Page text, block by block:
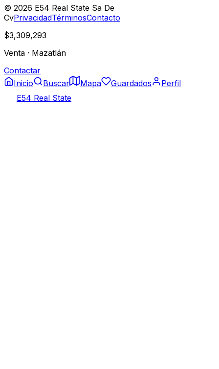
© 2026 E54 Real State Sa De
CvPrivacidadTérminosContacto
$3,309,293
Venta · Mazatlán
Contactar
Inicio
Buscar Mapa Guardados
Perfil
E54 Real State